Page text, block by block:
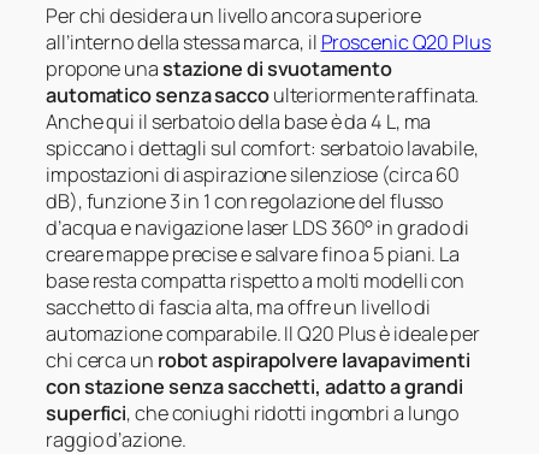
Per chi desidera un livello ancora superiore
all’interno della stessa marca, il Proscenic Q20 Plus
propone unastazione di svuotamento
automatico senza saccoulteriormente raffinata.
Anche qui il serbatoio della base è da 4 L, ma
spiccano i dettagli sul comfort: serbatoio lavabile,
impostazioni di aspirazione silenziose (circa 60
dB), funzione 3 in 1 con regolazione del flusso
d’acqua e navigazione laser LDS 360° in grado di
creare mappe precise e salvare fino a 5 piani. La
base resta compatta rispetto a molti modelli con
sacchetto di fascia alta, ma offre un livello di
automazione comparabile. Il Q20 Plus è ideale per
chi cerca un robot aspirapolvere lavapavimenti
con stazione senza sacchetti, adatto a grandi
superfici, che coniughi ridotti ingombri a lungo
raggio d’azione.